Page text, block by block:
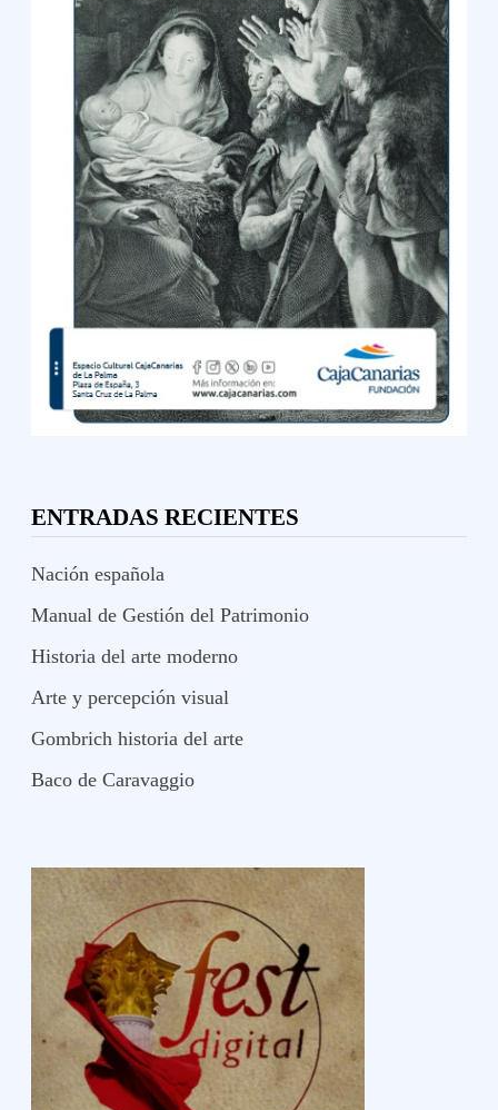
ENTRADAS RECIENTES
Nación española
Manual de Gestión del Patrimonio
Historia del arte moderno
Arte y percepción visual
Gombrich historia del arte
Baco de Caravaggio